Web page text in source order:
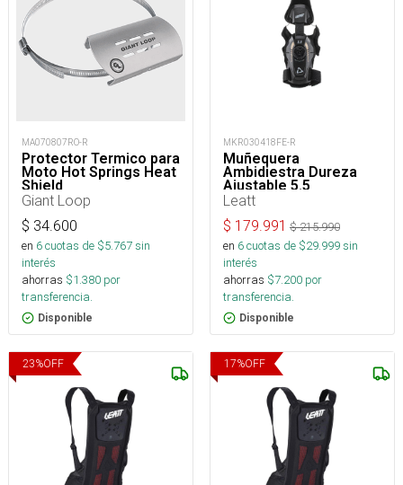
MA070807RO-R
Protector Termico para
Moto Hot Springs Heat
Shield
Giant Loop
$ 34.600
en 6cuotas de $5.767sin
interés
ahorras $1.380 por
transferencia.
Disponible
MKR030418FE-R
Muñequera
Ambidiestra Dureza
Ajustable 5.5
Leatt
$ 179.991 $215.990
en 6cuotas de $29.999sin
interés
ahorras $7.200 por
transferencia.
Disponible
23%OFF 17%OFF